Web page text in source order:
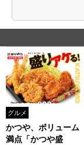
グルメ
かつや、ボリューム
満点「かつや盛